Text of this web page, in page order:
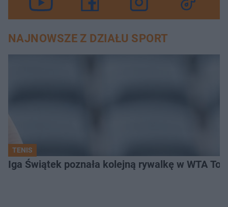
NAJNOWSZE Z DZIAŁU SPORT
TENIS
Iga Świątek poznała kolejną rywalkę w WTA